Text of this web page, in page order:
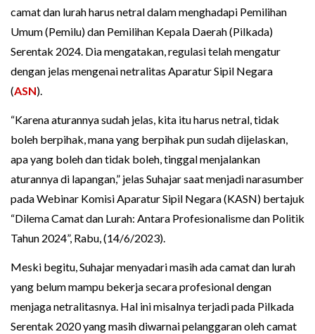
camat dan lurah harus netral dalam menghadapi Pemilihan
Umum (Pemilu) dan Pemilihan Kepala Daerah (Pilkada)
Serentak 2024. Dia mengatakan, regulasi telah mengatur
dengan jelas mengenai netralitas Aparatur Sipil Negara
(ASN).
“Karena aturannya sudah jelas, kita itu harus netral, tidak
boleh berpihak, mana yang berpihak pun sudah dijelaskan,
apa yang boleh dan tidak boleh, tinggal menjalankan
aturannya di lapangan,” jelas Suhajar saat menjadi narasumber
pada Webinar Komisi Aparatur Sipil Negara (KASN) bertajuk
“Dilema Camat dan Lurah: Antara Profesionalisme dan Politik
Tahun 2024”, Rabu, (14/6/2023).
Meski begitu, Suhajar menyadari masih ada camat dan lurah
yang belum mampu bekerja secara profesional dengan
menjaga netralitasnya. Hal ini misalnya terjadi pada Pilkada
Serentak 2020 yang masih diwarnai pelanggaran oleh camat